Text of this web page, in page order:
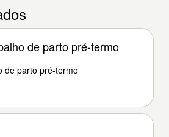
de parto pré-termo
de parto pré-termo